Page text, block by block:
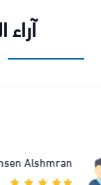
آراء
Alshmran